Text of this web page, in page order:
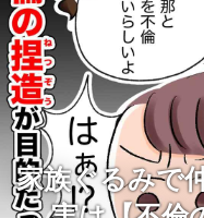
家族ぐるみで